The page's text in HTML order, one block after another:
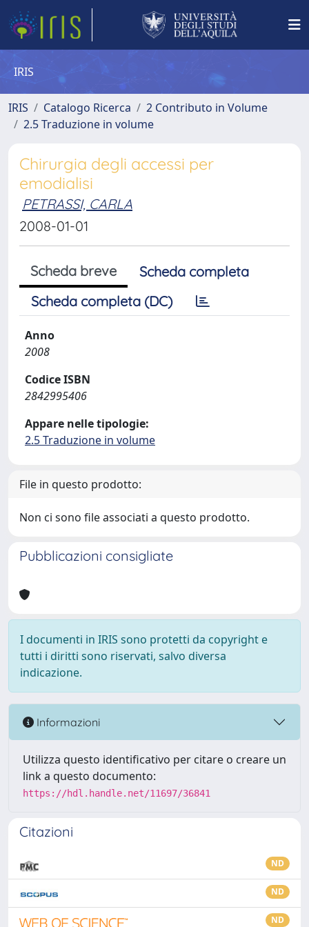
IRIS
IRIS Catalogo Ricerca
2 Contributo in Volume
2.5 Traduzione in volume
Chirurgia degli accessi per
emodialisi
PETRASSI, CARLA
2008-01-01
Scheda breve
Scheda completa
Scheda completa (DC)
Anno
2008
Codice ISBN
2842995406
Appare nelle tipologie:
2.5 Traduzione in volume
File in questo prodotto:
Non ci sono file associati a questo prodotto.
Pubblicazioni consigliate
I documenti in IRIS sono protetti da copyright e
tutti i diritti sono riservati, salvo diversa
indicazione.
Informazioni
Utilizza questo identificativo per citare o creare un
link a questo documento:
https://hdl.handle.net/11697/36841
Citazioni
ND
ND
ND